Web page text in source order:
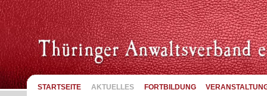
STARTSEITE AKTUELLES FORTBILDUNG